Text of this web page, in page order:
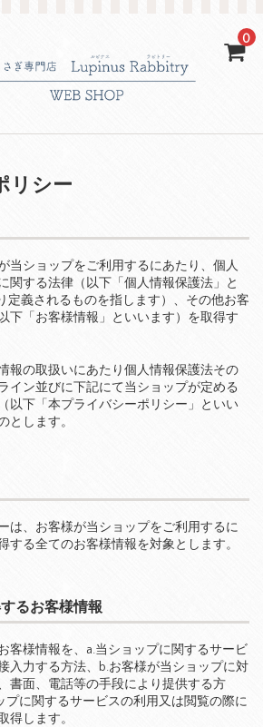
0
リシー
当ショップをご利用するにあたり、個人
関する法律（以下「個人情報保護法」と
定義されるものを指します）、その他お客
下「お客様情報」といいます）を取得す
報の取扱いにあたり個人情報保護法その
イン並びに下記にて当ショップが定める
以下「本プライバシーポリシー」といい
とします。
は、お客様が当ショップをご利用するに
する全てのお客様情報を対象とします。
るお客様情報
客様情報を、a.当ショップに関するサービ
入力する方法、b.お客様が当ショップに対
書面、電話等の手段により提供する方
プに関するサービスの利用又は閲覧の際に
得します。